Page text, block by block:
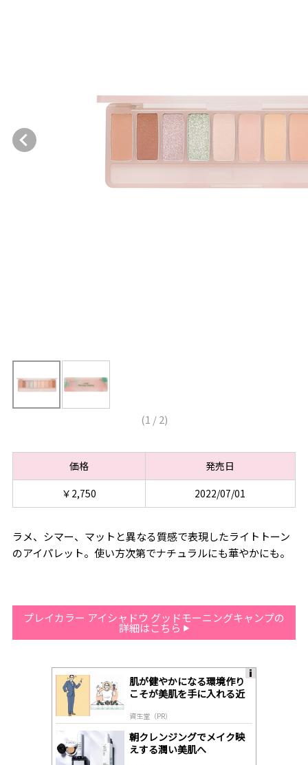
(1 /2)
価格
発売日
￥2,750
2022/07/01
ラメ、シマー、マットと異なる質感で表現したライトトーン
のアイパレット。使い方次第でナチュラルにも華やかにも。
プレイカラー アイシャドウ グッドモーニングキャンプの
詳細はこちら
肌が健やかになる環境作り
こそが美肌を手に入れる近
資生堂（PR）
朝クレンジングでメイク映
えする潤い美肌へ